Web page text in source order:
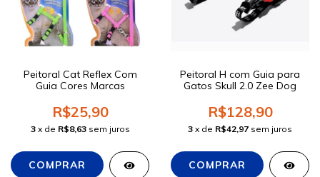
Peitoral Cat Reflex Com
Guia Cores Marcas
R$25,90
3 x de R$8,63 sem juros
Peitoral H com Guia para
Gatos Skull 2.0 Zee Dog
R$128,90
3 x de R$42,97 sem juros